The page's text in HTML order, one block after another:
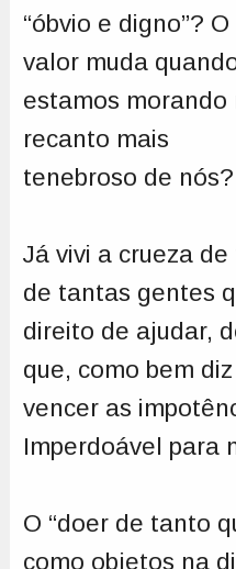
“óbvio e digno”? O
valor muda
estamos morando
recanto mais
tenebroso de nós?
Já vivi a crueza
de tantas gentes
direito de ajudar,
que, como bem
vencer as
Imperdoável para
O “doer de tanto
como objetos na